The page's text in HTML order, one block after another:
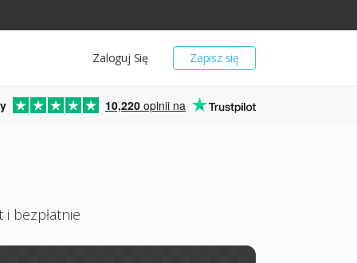
Zapisz się
Zaloguj Się
10,220 opinii na
bezpłatnie